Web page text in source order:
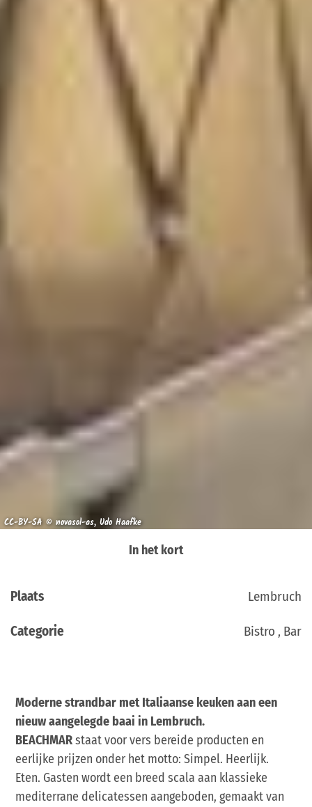
CC-BY-SA © novasol-as, Udo Haafke
In het kort
Plaats Lembruch
Categorie Bistro , Bar
Moderne strandbar met Italiaanse keuken aan een
nieuw aangelegde baai in Lembruch.
BEACHMARstaat voor vers bereide producten en
eerlijke prijzen onder het motto: Simpel. Heerlijk.
Eten. Gasten wordt een breed scala aan klassieke
mediterrane delicatessen aangeboden, gemaakt van